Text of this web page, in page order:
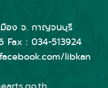
มือง จ. กาญจนบุรี
Fax : 034-513924
libkan